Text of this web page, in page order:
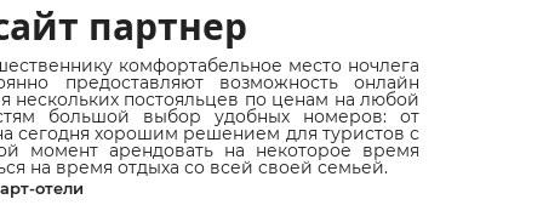
партнер
комфортабельное место ночлега
предоставляют возможность онлайн
постояльцев по ценам на любой
большой выбор удобных номеров: от
сегодня хорошим решением для туристов с
момент арендовать на некоторое время
на время отдыха со всей своей семьей.
отели